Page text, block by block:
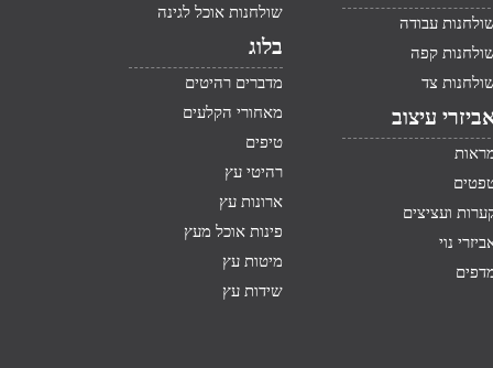
עבודה
קפה
צד
עיצוב
ועציצים
נוי
שולחנות אוכל לגינה
בלוג
מדברים רהיטים
מאחורי הקלעים
טיפים
רהיטי עץ
ארונות עץ
פינות אוכל מעץ
מיטות עץ
שידות עץ